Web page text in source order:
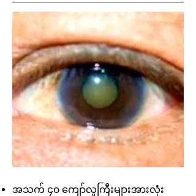
အသက် ၄၀ ကျော်လူကြီးများအားလုံး